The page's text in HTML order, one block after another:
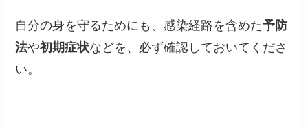
自分の身を守るためにも、感染経路を含めた予防
法や初期症状などを、必ず確認しておいてくださ
い。